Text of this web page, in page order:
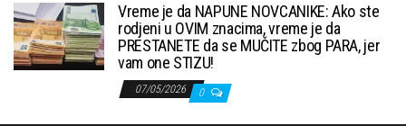
Vreme je da NAPUNE NOVCANIKE: Ako ste
rodjeni u OVIM znacima, vreme je da
PRESTANETE da se MUČITE zbog PARA, jer
vam one STIZU!
07/05/2026 0